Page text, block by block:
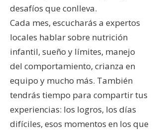
desafíos que conlleva.
Cada mes, escucharás a expertos
locales hablar sobre nutrición
infantil, sueño y límites, manejo
del comportamiento, crianza en
equipo y mucho más. También
tendrás tiempo para compartir tus
experiencias: los logros, los días
difíciles, esos momentos en los que